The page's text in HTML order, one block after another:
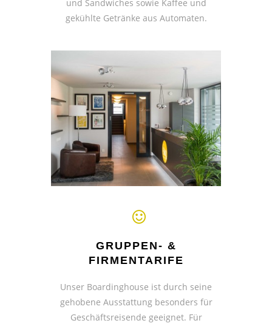
und Sandwiches sowie Kaffee und
gekühlte Getränke aus Automaten.
GRUPPEN- &
FIRMENTARIFE
Unser Boardinghouse ist durch seine
gehobene Ausstattung besonders für
Geschäftsreisende geeignet. Für